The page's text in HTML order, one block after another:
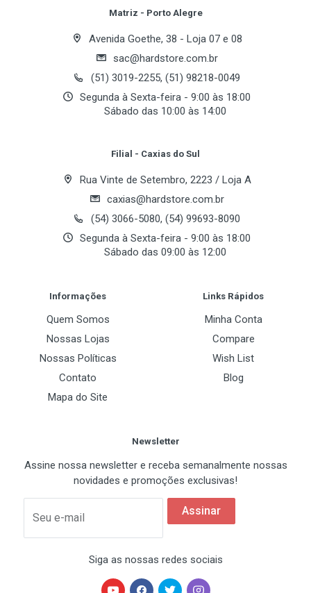
Verificação de Erro
Your Name
Email Address
Matriz - Porto Alegre
Avenida Goethe, 38 - Loja 07 e 08
sac@hardstore.com.br
(51) 3019-2255, (51) 98218-0049
Segunda à Sexta-feira - 9:00 às 18:00
Sábado das 10:00 às 14:00
Filial - Caxias do Sul
Rua Vinte de Setembro, 2223 / Loja A
caxias@hardstore.com.br
(54) 3066-5080, (54) 99693-8090
Segunda à Sexta-feira - 9:00 às 18:00
Sábado das 09:00 às 12:00
Informações
Quem Somos
Nossas Lojas
Nossas Políticas
Contato
Mapa do Site
Links Rápidos
Minha Conta
Compare
Wish List
Blog
Newsletter
Assine nossa newsletter e receba semanalmente nossas
novidades e promoções exclusivas!
Seu e-mail
Assinar
Siga as nossas redes sociais